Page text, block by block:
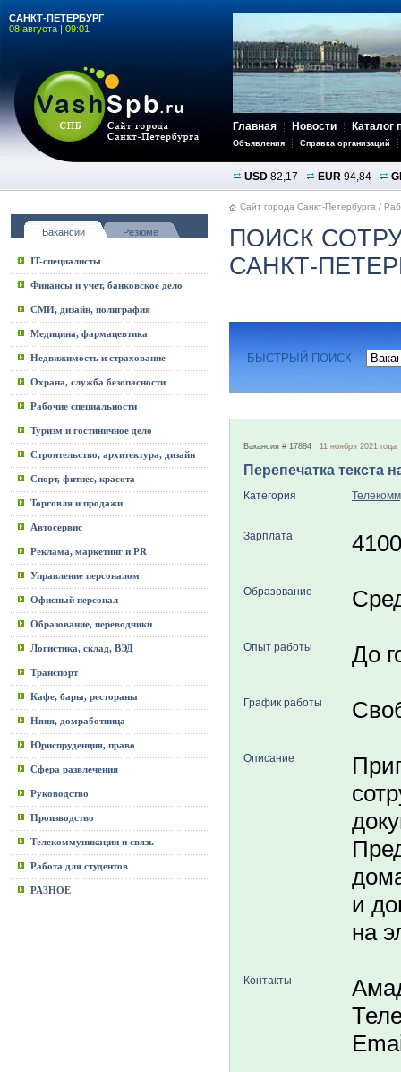
САНКТ-ПЕТЕРБУРГ
08 августа | 09:01
Главная Новости Каталог
Объявления Справка организаций
USD 82,17 EUR 94,84
Вакансии Резюме
IT-специалисты
Финансы и учет, банковское дело
СМИ, дизайн, полиграфия
Медицина, фармацевтика
Недвижимость и страхование
Охрана, служба безопасности
Рабочие специальности
Туризм и гостиничное дело
Строительство, архитектура, дизайн
Спорт, фитнес, красота
Торговля и продажи
Автосервис
Реклама, маркетинг и PR
Управление персоналом
Офисный персонал
Образование, переводчики
Логистика, склад, ВЭД
Транспорт
Кафе, бары, рестораны
Няня, домработница
Юриспруденция, право
Сфера развлечения
Руководство
Производство
Телекоммуникации и связь
Работа для студентов
РАЗНОЕ
Сайт города Санкт-Петербурга /
ПОИСК
САНКТ-
БЫСТРЫЙ ПОИСК
Вакансия # 17884 11 ноября 2021 года
Перепечатка текста
Категория
Зарплата
Образование
Опыт работы До
График работы
Описание
и
на
Контакты